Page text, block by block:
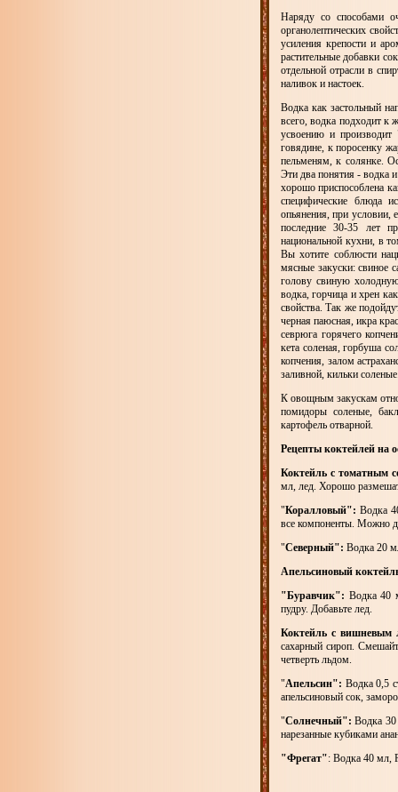
Наряду со способами
органолептических
усиления крепости и
растительные добавки
отдельной отрасли в
наливок и настоек.
Водка как застольный
всего, водка подходит
усвоению и
говядине, к поросенку
пельменям, к солянке.
Эти два понятия - водка
хорошо приспособлена
специфические блюда
опьянения, при условии,
последние 30-35 лет
национальной кухни, в
Вы хотите соблюсти
мясные закуски: свиное
голову свиную
водка, горчица и хрен
свойства. Так же
черная паюсная, икра
севрюга горячего
кета соленая, горбуша
копчения, залом
заливной, кильки
К овощным закускам
помидоры соленые,
картофель отварной.
Рецепты коктейлей на
Коктейль с томатным
мл, лед. Хорошо
"Коралловый": Водка
все компоненты. Можно
"Северный": Водка 20
Апельсиновый
"Буравчик": Водка 40
пудру. Добавьте лед.
Коктейль с вишневым
сахарный сироп.
четверть льдом.
"Апельсин": Водка 0,5
апельсиновый сок,
"Солнечный": Водка 30
нарезанные кубиками
"Фрегат": Водка 40 мл,